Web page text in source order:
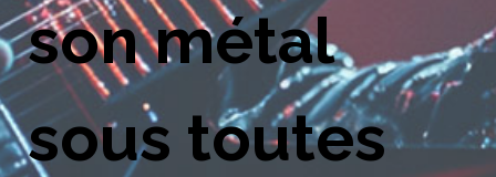
son métal
sous toutes